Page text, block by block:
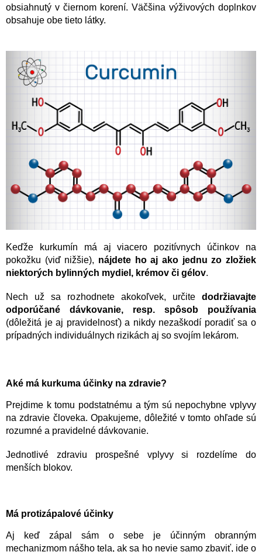
obsiahnutý v čiernom korení. Väčšina výživových doplnkov
obsahuje obe tieto látky.
Keďže kurkumín má aj viacero pozitívnych účinkov na
pokožku (viď nižšie), nájdete ho aj ako jednu zo zložiek
niektorých bylinných mydiel, krémov či gélov.
Nech už sa rozhodnete akokoľvek, určite dodržiavajte
odporúčané dávkovanie, resp. spôsob používania
(dôležitá je aj pravidelnosť) a nikdy nezaškodí poradiť sa o
prípadných individuálnych rizikách aj so svojím lekárom.
Aké má kurkuma účinky na zdravie?
Prejdime k tomu podstatnému a tým sú nepochybne vplyvy
na zdravie človeka. Opakujeme, dôležité v tomto ohľade sú
rozumné a pravidelné dávkovanie.
Jednotlivé zdraviu prospešné vplyvy si rozdelíme do
menších blokov.
Má protizápalové účinky
Aj keď zápal sám o sebe je účinným obranným
mechanizmom nášho tela, ak sa ho nevie samo zbaviť, ide o